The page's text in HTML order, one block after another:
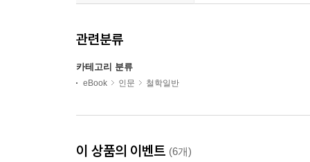
관련분류
카테고리 분류
eBook 인문 철학일반
이 상품의 이벤트 (6개)